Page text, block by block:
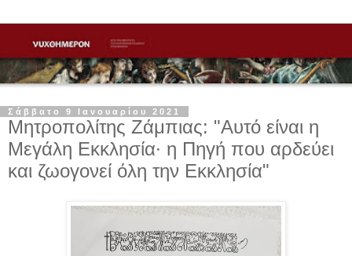
Σάββατο 9 Ιανουαρίου 2021
Μητροπολίτης Ζάμπιας: "Αυτό είναι η
Μεγάλη Εκκλησία∙ η Πηγή που αρδεύει
και ζωογονεί όλη την Εκκλησία"